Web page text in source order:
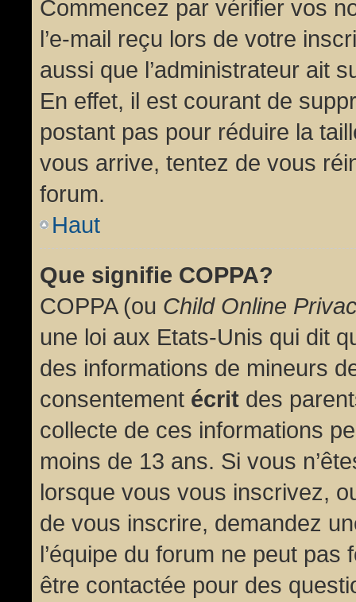
Commencez par vérifier vos
l’e-mail reçu lors de votre
aussi que l’administrateur ait
En effet, il est courant de
postant pas pour réduire la
vous arrive, tentez de vous
forum.
Haut
Que signifie COPPA?
COPPA (ou Child Online
une loi aux Etats-Unis qui dit
des informations de mineurs
consentement écrit des
collecte de ces informations
moins de 13 ans. Si vous
lorsque vous vous inscrivez,
de vous inscrire, demandez
l’équipe du forum ne peut
être contactée pour des